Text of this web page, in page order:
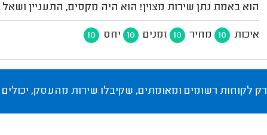
הוא באמת נתן שירות מצוין! הוא היה מקסים, התעניין
איכות 10 מחיר 10 זמנים 10 יחס 10
רק לקוחות רשומים ומאומתים, שקיבלו שירות מהעסק,